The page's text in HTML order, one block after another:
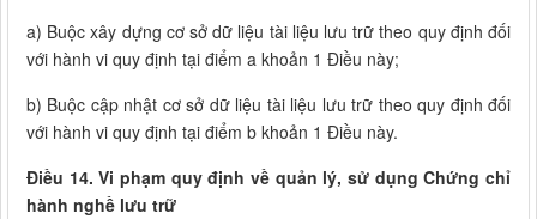
a) Buộc xây dựng cơ sở dữ liệu tài liệu lưu trữ theo quy định đối
với hành vi quy định tại điểm a khoản 1 Điều này;
b) Buộc cập nhật cơ sở dữ liệu tài liệu lưu trữ theo quy định đối
với hành vi quy định tại điểm b khoản 1 Điều này.
Điều 14. Vi phạm quy định về quản lý, sử dụng Chứng chỉ
hành nghề lưu trữ